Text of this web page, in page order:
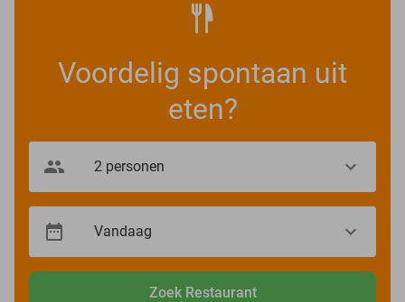
Voordelig spontaan uit
eten?
Zoek Restaurant